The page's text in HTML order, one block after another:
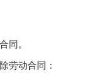
同。
动合同：